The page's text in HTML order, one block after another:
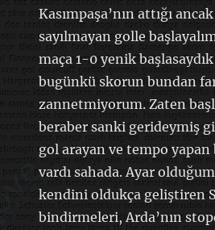
Kasımpaşa’nın attığı
sayılmayan golle
maça 1-0 yenik
bugünkü skorun bundan
zannetmiyorum. Zaten
beraber sanki gerideymiş
gol arayan ve tempo yapan
vardı sahada. Ayar
kendini oldukça geliştiren
bindirmeleri, Arda’nın